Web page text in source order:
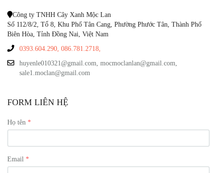
Công ty TNHH Cây Xanh Mộc Lan
Số 112/8/2, Tổ 8, Khu Phố Tân Cang, Phường Phước Tân, Thành Phố
Biên Hòa, Tỉnh Đồng Nai, Việt Nam
0393.604.290, 086.781.2718,
huyenle010321@gmail.com, mocmoclanlan@gmail.com,
sale1.moclan@gmail.com
FORM LIÊN HỆ
Họ tên
Email